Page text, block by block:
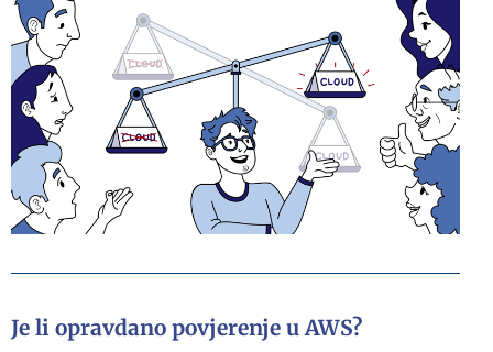
Je li opravdano povjerenje u AWS?